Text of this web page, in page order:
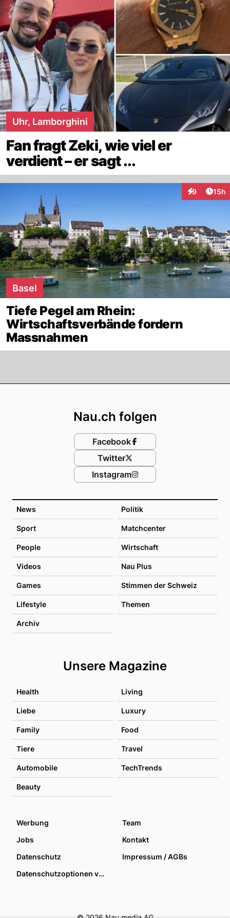
Uhr, Lamborghini
Fan fragt Zeki, wie viel er
verdient – er sagt ...
9
Interaktionen
15h
Basel
Tiefe Pegel am Rhein:
Wirtschaftsverbände fordern
Massnahmen
News Politik
Sport Matchcenter
People Wirtschaft
Videos Nau Plus
Games Stimmen der Schweiz
Lifestyle Themen
Archiv
Unsere Magazine
Health Living
Liebe Luxury
Family Food
Tiere Travel
Automobile TechTrends
Beauty
Nau.ch folgen
Facebook
Twitter
Instagram
Werbung
Team
Jobs
Kontakt
Datenschutz
Impressum / AGBs
Datenschutzoptionen verwalten